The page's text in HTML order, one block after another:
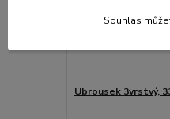
Ubrousek 3vrstvý,
Souhlas